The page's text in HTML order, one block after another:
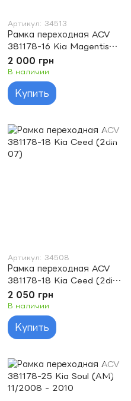
Артикул: 34513
Рамка переходная ACV
381178-16 Kia Magentis
(GE) 10/2005 -
2010/Optima (GE)
10/2005-2010
2 000 грн
В наличии
Купить
Артикул: 34508
Рамка переходная ACV
381178-18 Kia Ceed (2din
07)
2 050 грн
В наличии
Купить